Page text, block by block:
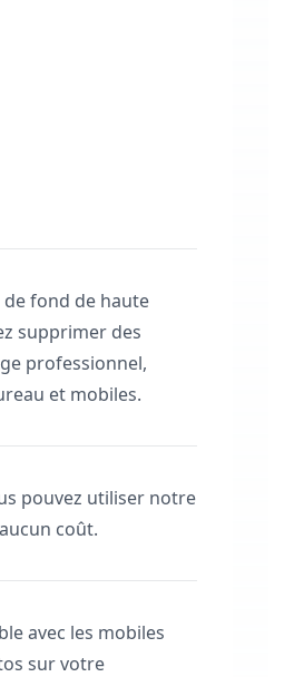
fond de haute
supprimer des
professionnel,
et mobiles.
pouvez utiliser notre
coût.
avec les mobiles
sur votre